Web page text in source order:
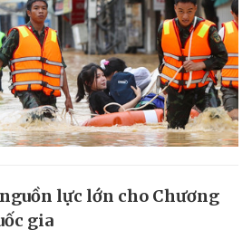
lực lớn cho Chương
gia